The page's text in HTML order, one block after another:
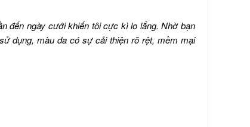
đến ngày cưới khiến tôi cực kì lo lắng. Nhờ bạn
dụng, màu da có sự cải thiện rõ rệt, mềm mại